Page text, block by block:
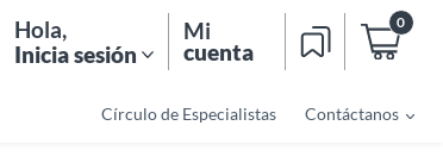
Hola,
Inicia sesión
Mi
cuenta
0
Círculo de Especialistas Contáctanos